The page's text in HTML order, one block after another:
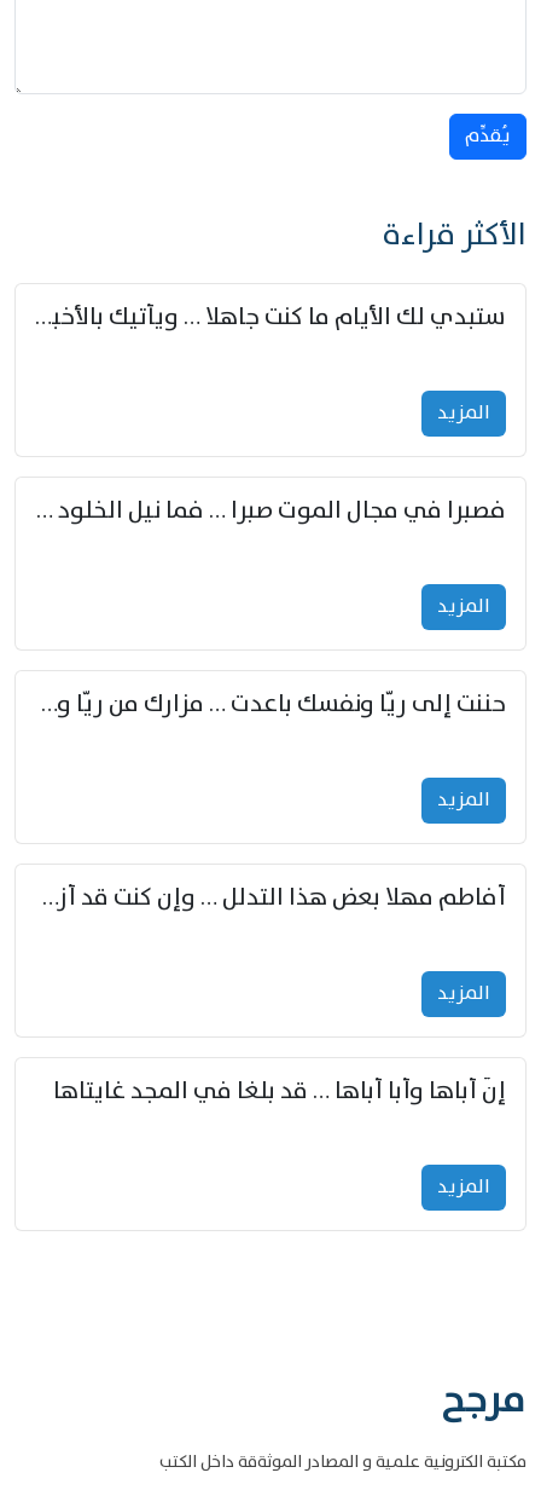
يُقدِّم
الأكثر قراءة
ستبدي لك الأيام ما كنت جاهلا … ويأتيك بالأخبار من لم تزوّد
المزید
فصبرا في مجال الموت صبرا … فما نيل الخلود بمستطاع
المزید
حننت إلى ريّا ونفسك باعدت … مزارك من ريّا وشعباكما معا
المزید
أفاطم مهلا بعض هذا التدلل … وإن كنت قد أزمعت صرمي فأجملي
المزید
إنّ أباها وأبا أباها … قد بلغا في المجد غايتاها
المزید
مرجح
مكتبة الكترونية علمية و المصادر الموثةقة داخل الكتب